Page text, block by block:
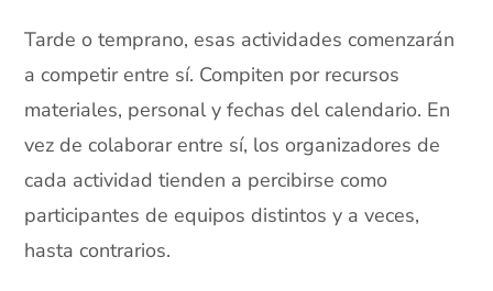
Tarde o temprano, esas actividades comenzarán
a competir entre sí. Compiten por recursos
materiales, personal y fechas del calendario. En
vez de colaborar entre sí, los organizadores de
cada actividad tienden a percibirse como
participantes de equipos distintos y a veces,
hasta contrarios.